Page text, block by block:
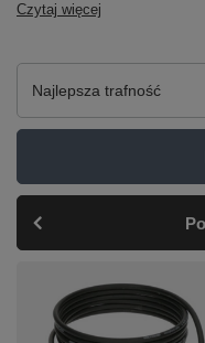
Czytaj więcej
Zmień sortowanie
Najlepsza trafność